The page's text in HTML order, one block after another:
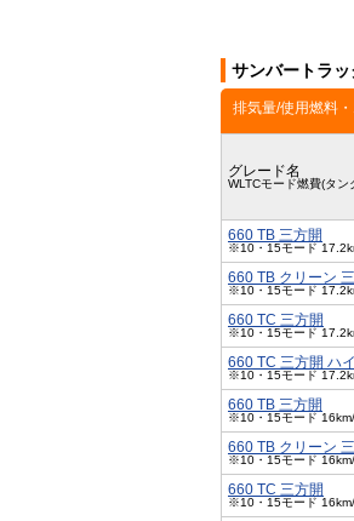
サンバートラ
排気量/使用燃料
グレード名
WLTCモード燃費(タン
660 TB 三方開
※10・15モード
660 TB クリーン
※10・15モード
660 TC 三方開
※10・15モード
660 TC 三方開 ハ
※10・15モード
660 TB 三方開
※10・15モード
660 TB クリーン
※10・15モード
660 TC 三方開
※10・15モード